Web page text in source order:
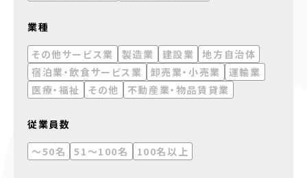
業種
その他サービス業
製造業 建設業
地方自治体
宿泊業・飲食サービス業
卸売業・小売業
運輸業
医療・福祉
その他 不動産業・物品賃貸業
従業員数
～50名
51～100名 100名以上